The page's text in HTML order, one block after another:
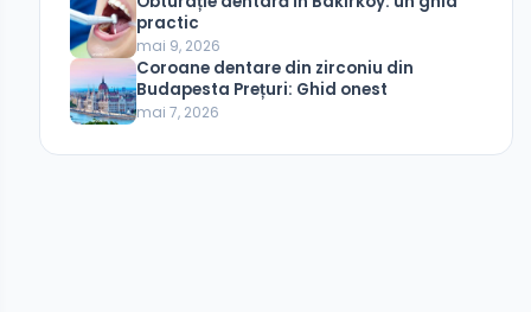
practic
mai 9, 2026
Coroane dentare din zirconiu din
Budapesta Prețuri: Ghid onest
mai 7, 2026